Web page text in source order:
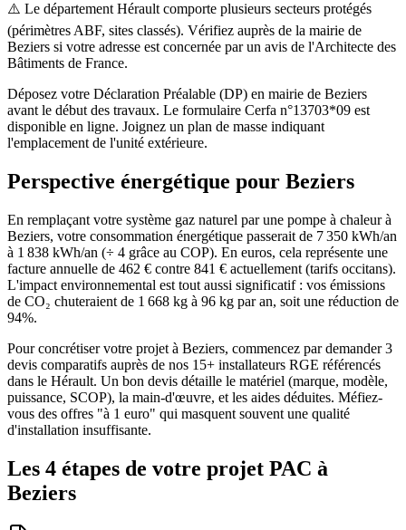
⚠️ Le département Hérault comporte plusieurs secteurs protégés
(périmètres ABF, sites classés). Vérifiez auprès de la mairie de
Beziers si votre adresse est concernée par un avis de l'Architecte des
Bâtiments de France.
Déposez votre Déclaration Préalable (DP) en mairie de Beziers
avant le début des travaux. Le formulaire Cerfa n°13703*09 est
disponible en ligne. Joignez un plan de masse indiquant
l'emplacement de l'unité extérieure.
Perspective énergétique pour Beziers
En remplaçant votre système gaz naturel par une pompe à chaleur à
Beziers, votre consommation énergétique passerait de 7 350 kWh/an
à 1 838 kWh/an (÷ 4 grâce au COP). En euros, cela représente une
facture annuelle de 462 € contre 841 € actuellement (tarifs occitans).
L'impact environnemental est tout aussi significatif : vos émissions
de CO₂ chuteraient de 1 668 kg à 96 kg par an, soit une réduction de
94%.
Pour concrétiser votre projet à Beziers, commencez par demander 3
devis comparatifs auprès de nos 15+ installateurs RGE référencés
dans le Hérault. Un bon devis détaille le matériel (marque, modèle,
puissance, SCOP), la main-d'œuvre, et les aides déduites. Méfiez-
vous des offres "à 1 euro" qui masquent souvent une qualité
d'installation insuffisante.
Les 4 étapes de votre projet PAC à
Beziers